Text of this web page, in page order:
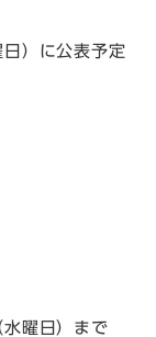
）に公表予定
曜日）まで